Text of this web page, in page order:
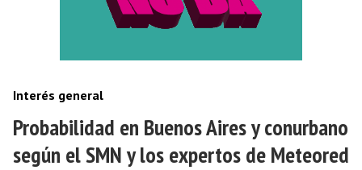
Probabilidad en Buenos Aires y conurbano
según el SMN y los expertos de Meteored
Interés general